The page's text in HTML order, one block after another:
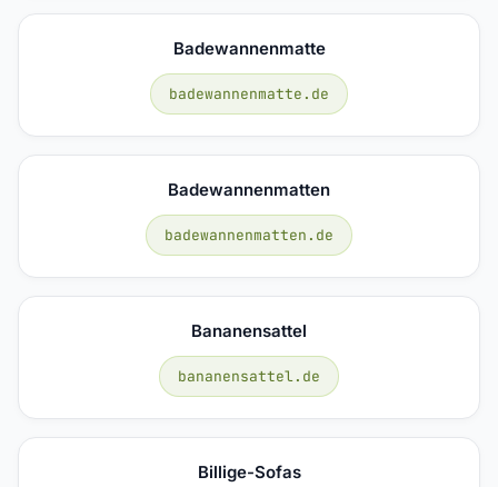
Badewannenmatte
badewannenmatte.de
Badewannenmatten
badewannenmatten.de
Bananensattel
bananensattel.de
Billige-Sofas